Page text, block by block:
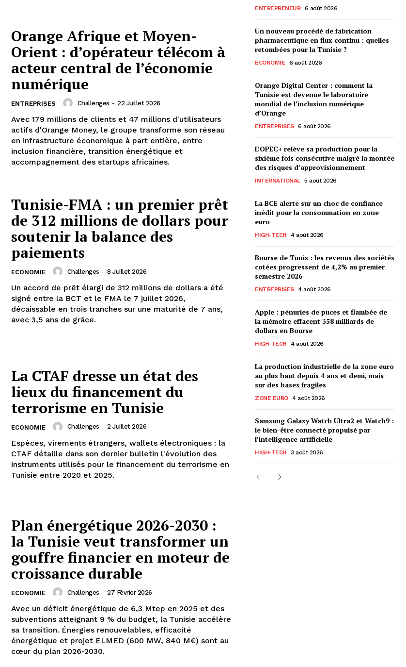
Orange Afrique et Moyen-
Orient : d’opérateur télécom à
acteur central de l’économie
numérique
ENTREPRISES Challenges - 22 Juillet 2026
Avec 179 millions de clients et 47 millions d'utilisateurs
actifs d'Orange Money, le groupe transforme son réseau
en infrastructure économique à part entière, entre
inclusion financière, transition énergétique et
accompagnement des startups africaines.
Tunisie-FMA : un premier prêt
de 312 millions de dollars pour
soutenir la balance des
paiements
ECONOMIE Challenges - 8 Juillet 2026
Un accord de prêt élargi de 312 millions de dollars a été
signé entre la BCT et le FMA le 7 juillet 2026,
décaissable en trois tranches sur une maturité de 7 ans,
avec 3,5 ans de grâce.
La CTAF dresse un état des
lieux du financement du
terrorisme en Tunisie
ECONOMIE Challenges - 2 Juillet 2026
Espèces, virements étrangers, wallets électroniques : la
CTAF détaille dans son dernier bulletin l'évolution des
instruments utilisés pour le financement du terrorisme en
Tunisie entre 2020 et 2025.
Plan énergétique 2026-2030 :
la Tunisie veut transformer un
gouffre financier en moteur de
croissance durable
ECONOMIE Challenges - 27 Février 2026
Avec un déficit énergétique de 6,3 Mtep en 2025 et des
subventions atteignant 9 % du budget, la Tunisie accélère
sa transition. Énergies renouvelables, efficacité
énergétique et projet ELMED (600 MW, 840 M€) sont au
cœur du plan 2026-2030.
ENTREPRENEUR 6 août 2026
Un nouveau procédé de fabrication
pharmaceutique en flux continu : quelles
retombées pour la Tunisie ?
ECONOMIE 6 août 2026
Orange Digital Center : comment la
Tunisie est devenue le laboratoire
mondial de l’inclusion numérique
d’Orange
ENTREPRISES 6 août 2026
L’OPEC+ relève sa production pour la
sixième fois consécutive malgré la montée
des risques d’approvisionnement
INTERNATIONAL 5 août 2026
La BCE alerte sur un choc de confiance
inédit pour la consommation en zone
euro
HIGH-TECH 4 août 2026
Bourse de Tunis : les revenus des sociétés
cotées progressent de 4,2% au premier
semestre 2026
ENTREPRISES 4 août 2026
Apple : pénuries de puces et flambée de
la mémoire effacent 358 milliards de
dollars en Bourse
HIGH-TECH 4 août 2026
La production industrielle de la zone euro
au plus haut depuis 4 ans et demi, mais
sur des bases fragiles
ZONE EURO 4 août 2026
Samsung Galaxy Watch Ultra2 et Watch9 :
le bien-être connecté propulsé par
l’intelligence artificielle
HIGH-TECH 3 août 2026